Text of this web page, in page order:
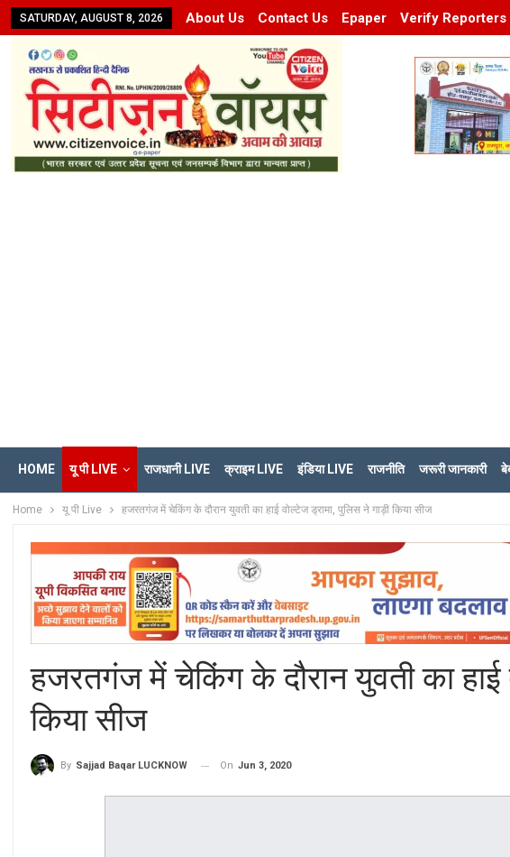
SATURDAY, AUGUST 8, 2026 About Us Contact Us Epaper Verify Reporters
HOME यू पी LIVE राजधानी LIVE क्राइम LIVE इंडिया LIVE राजनीति जरूरी जानकारी
Home यू पी Live हजरतगंज में चेकिंग के दौरान युवती का हाई वोल्टेज ड्रामा, पुलिस ने गाड़ी किया सीज
हजरतगंज में चेकिंग के दौरान युवती का हाई
किया सीज
By Sajjad Baqar LUCKNOW On Jun 3, 2020